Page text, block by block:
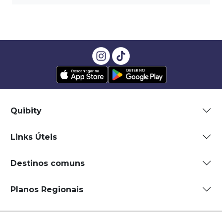
Quibity
Links Úteis
Destinos comuns
Planos Regionais